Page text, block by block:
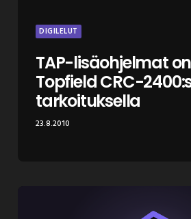
DIGILELUT
TAP-lisäohjelmat
Topfield CRC-
tarkoituksella
23.8.2010